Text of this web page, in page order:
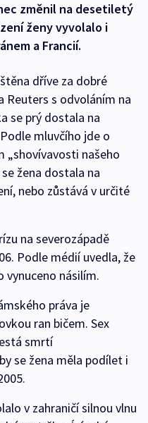
změnil na desetiletý
ženy vyvolalo i
a Francií.
dříve za dobré
Reuters s odvoláním na
se prý dostala na
mluvčího jde o
„shovívavosti našeho
žena dostala na
nebo zůstává v určité
na severozápadě
Podle médií uvedla, že
vynuceno násilím.
práva je
ran bičem. Sex
smrtí
se žena měla podílet i
v zahraničí silnou vlnu